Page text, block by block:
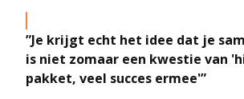
”Je krijgt echt het idee dat je
is niet zomaar een kwestie van
pakket, veel succes ermee'”